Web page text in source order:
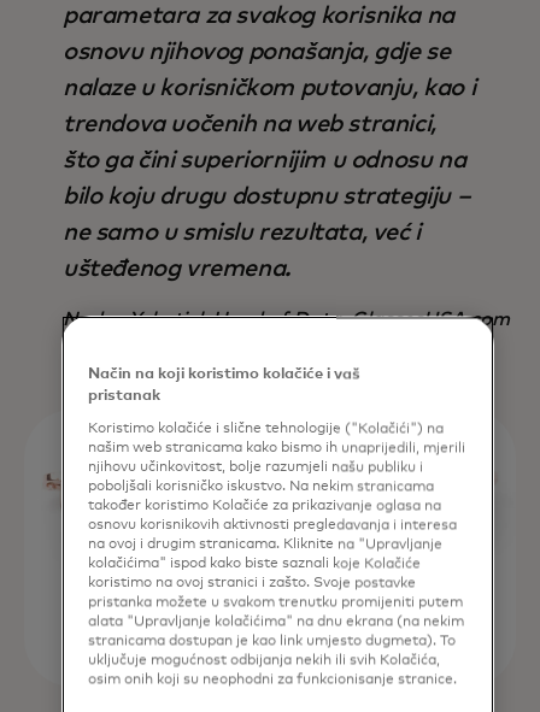
parametara za svakog korisnika na
osnovu njihovog ponašanja, gdje se
nalaze u korisničkom putovanju, kao i
trendova uočenih na web stranici,
što ga čini superiornijim u odnosu na
bilo koju drugu dostupnu strategiju –
ne samo u smislu rezultata, već i
ušteđenog vremena.
Nadav Yekutiel, Head of Data, GlassesUSA.com
Način na koji koristimo kolačiće i vaš
pristanak
Koristimo kolačiće i slične tehnologije ("Kolačići") na
našim web stranicama kako bismo ih unaprijedili, mjerili
njihovu učinkovitost, bolje razumjeli našu publiku i
poboljšali korisničko iskustvo. Na nekim stranicama
također koristimo Kolačiće za prikazivanje oglasa na
osnovu korisnikovih aktivnosti pregledavanja i interesa
na ovoj i drugim stranicama. Kliknite na "Upravljanje
kolačićima" ispod kako biste saznali koje Kolačiće
koristimo na ovoj stranici i zašto. Svoje postavke
pristanka možete u svakom trenutku promijeniti putem
alata "Upravljanje kolačićima" na dnu ekrana (na nekim
stranicama dostupan je kao link umjesto dugmeta). To
uključuje mogućnost odbijanja nekih ili svih Kolačića,
osim onih koji su neophodni za funkcionisanje stranice.